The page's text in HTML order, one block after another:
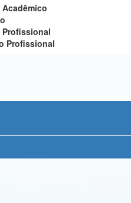
Profissional
Profissional